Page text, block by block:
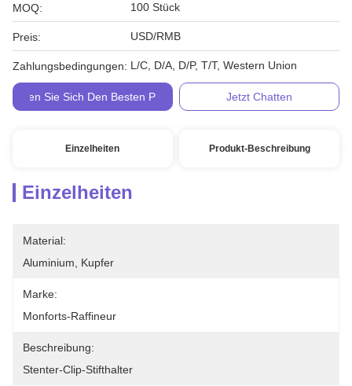
MOQ: 100 Stück
Preis: USD/RMB
Zahlungsbedingungen: L/C, D/A, D/P, T/T, Western Union
Holen Sie Sich Den Besten Preis Jetzt Chatten
Einzelheiten Produkt-Beschreibung
Einzelheiten
Material:
Aluminium, Kupfer
Marke:
Monforts-Raffineur
Beschreibung:
Stenter-Clip-Stifthalter